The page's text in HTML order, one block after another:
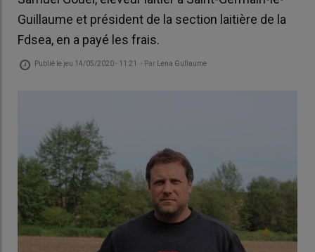
Guillaume et président de la section laitière de la
Fdsea, en a payé les frais.
Publié le jeu 14/05/2020 - 11:21 - Par Lena Gullaume